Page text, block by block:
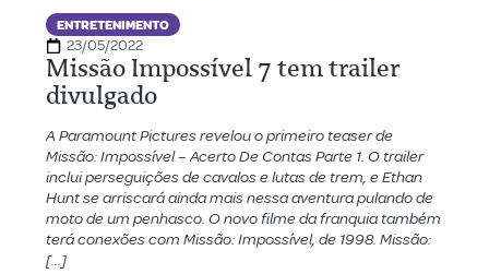
ENTRETENIMENTO
23/05/2022
Missão Impossível 7 tem trailer
divulgado
A Paramount Pictures revelou o primeiro teaser de
Missão: Impossível – Acerto De Contas Parte 1. O trailer
inclui perseguições de cavalos e lutas de trem, e Ethan
Hunt se arriscará ainda mais nessa aventura pulando de
moto de um penhasco. O novo filme da franquia também
terá conexões com Missão: Impossível, de 1998. Missão:
[…]